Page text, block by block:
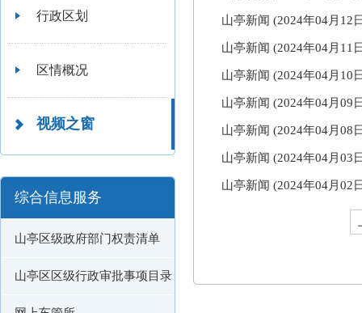
行政区划
区情概况
视频之窗
综合信息服务
山亭区级政府部门权责清单
山亭区区级行政审批事项目录
山亭新闻 (2024年04月12
山亭新闻 (2024年04月11
山亭新闻 (2024年04月10
山亭新闻 (2024年04月09
山亭新闻 (2024年04月08
山亭新闻 (2024年04月03
山亭新闻 (2024年04月02